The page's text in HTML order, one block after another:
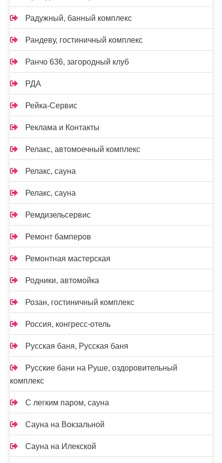
Радужный, банный комплекс
Рандеву, гостиничный комплекс
Ранчо 636, загородный клуб
РДА
Рейка-Сервис
Реклама и Контакты
Релакс, автомоечный комплекс
Релакс, сауна
Релакс, сауна
Ремдизельсервис
Ремонт бамперов
Ремонтная мастерская
Родники, автомойка
Розан, гостиничный комплекс
Россия, конгресс-отель
Русская баня, Русская баня
Русские бани на Руше, оздоровительный
комплекс
С легким паром, сауна
Сауна на Вокзальной
Сауна на Илекской